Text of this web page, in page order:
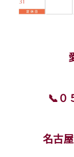
📞０
名古